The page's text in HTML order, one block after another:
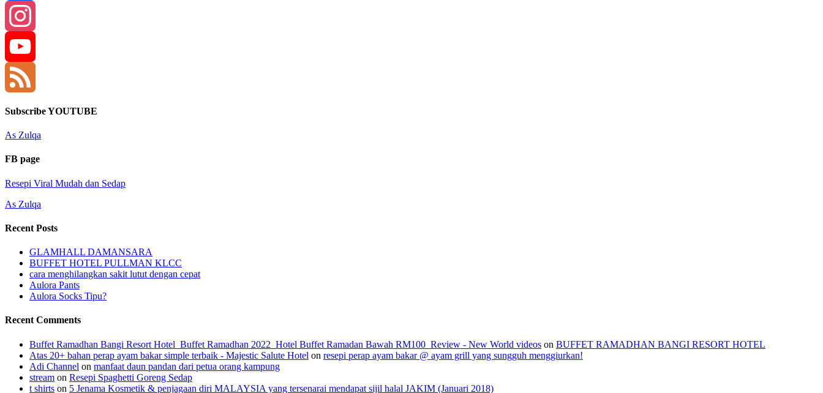
Facebook
Instagram
YouTube
Channel
Feed
Subscribe YOUTUBE
As Zulqa
FB page
Resepi Viral Mudah dan Sedap
As Zulqa
Recent Posts
GLAMHALL DAMANSARA
BUFFET HOTEL PULLMAN KLCC
cara menghilangkan sakit lutut dengan cepat
Aulora Pants
Aulora Socks Tipu?
Recent Comments
Buffet Ramadhan Bangi Resort Hotel_Buffet Ramadhan 2022_Hotel Buffet Ramadan Bawah RM100_Review - New World videos on BUFFET RAMADHAN BANGI RESORT HOTEL
Atas 20+ bahan perap ayam bakar simple terbaik - Majestic Salute Hotel on resepi perap ayam bakar @ ayam grill yang sungguh menggiurkan!
Adi Channel on manfaat daun pandan dari petua orang kampung
stream on Resepi Spaghetti Goreng Sedap
t shirts on 5 Jenama Kosmetik & penjagaan diri MALAYSIA yang tersenarai mendapat sijil halal JAKIM (Januari 2018)